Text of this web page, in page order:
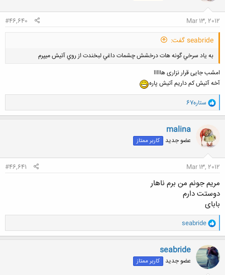
ا
Mar 13, 2012
#46,640
seabride گفت:
به ياد سرخي گونه هات درخشش چشمات داغي لبخندت از روي آتيش ميپرم
امشب جایی قرار نزاری هااااا
آخه آتیش کم داریم آتیش پاره
و
ا
ک
ن
ش
ه
ا
ستاره67
malina
عضو جدید کاربر ممتاز
Mar 13, 2012
#46,641
مریم جونم من برم ناهار
دوستت دارم
بابای
و
ا
ک
ن
ش
ه
ا
seabride
seabride
عضو جدید کاربر ممتاز